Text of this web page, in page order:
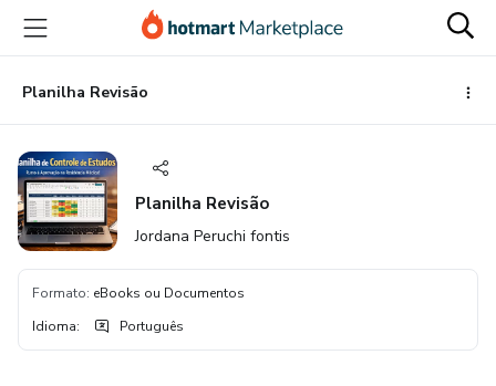
para
conteúdo
principal
para
pagamento
para
rodapé
Planilha Revisão
Planilha Revisão
Jordana Peruchi fontis
Formato: eBooks ou Documentos
Idioma: Português